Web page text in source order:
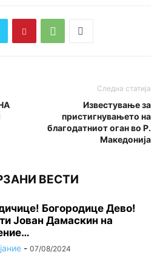
Следна статија
Известување за
пристигнувањето на
благодатниот оган во Р.
Македонија
ВЕСТИ
Богородице Дево!
Јован Дамаскин на
- 07/08/2024